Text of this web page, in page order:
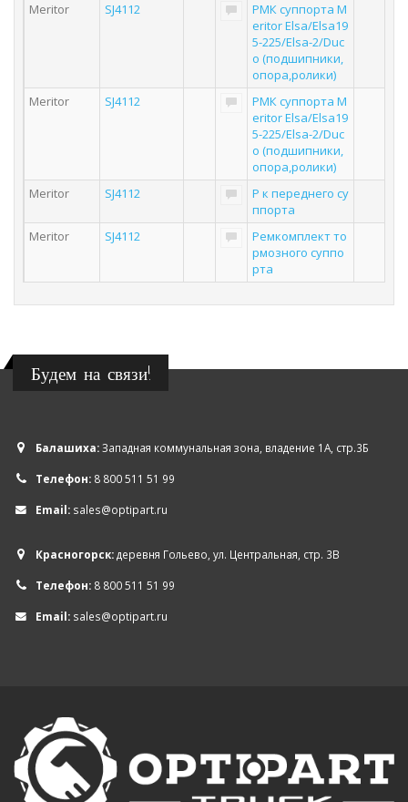
Meritor
SJ4112
РМК суппорта M
eritor Elsa/Elsa19
5-225/Elsa-2/Duc
o (подшипники,
опора,ролики)
Meritor
SJ4112
РМК суппорта M
eritor Elsa/Elsa19
5-225/Elsa-2/Duc
o (подшипники,
опора,ролики)
Meritor
SJ4112
Р к переднего су
ппорта
Meritor
SJ4112
Ремкомплект то
рмозного суппо
рта
Будем на связи!
Балашиха:Западная коммунальная зона, владение 1А, стр.3Б
Телефон: 8 800 511 51 99
Email: sales@optipart.ru
Красногорск:деревня Гольево, ул. Центральная, стр. 3В
Телефон: 8 800 511 51 99
Email: sales@optipart.ru